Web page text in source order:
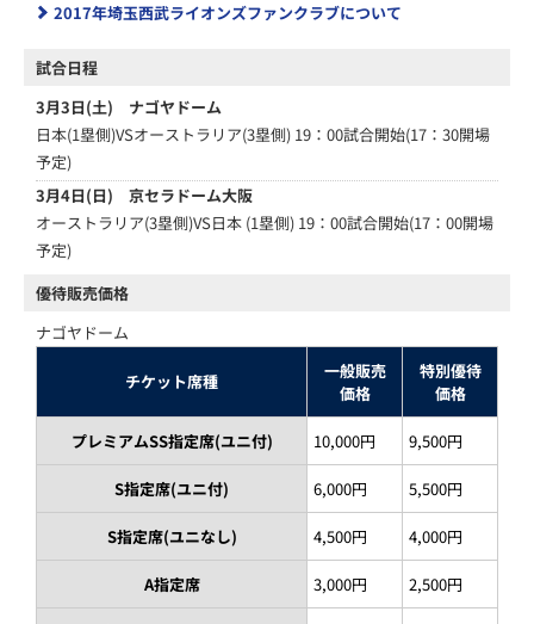
2017年埼玉西武ライオンズファンクラブについて
試合日程
3月3日(土) ナゴヤドーム
日本(1塁側)VSオーストラリア(3塁側) 19：00試合開始(17：30開場
予定)
3月4日(日) 京セラドーム大阪
オーストラリア(3塁側)VS日本 (1塁側) 19：00試合開始(17：00開場
予定)
優待販売価格
ナゴヤドーム
チケット席種
一般販売
価格
特別優待
価格
プレミアムSS指定席(ユニ付) 10,000円 9,500円
S指定席(ユニ付) 6,000円 5,500円
S指定席(ユニなし) 4,500円 4,000円
A指定席 3,000円 2,500円